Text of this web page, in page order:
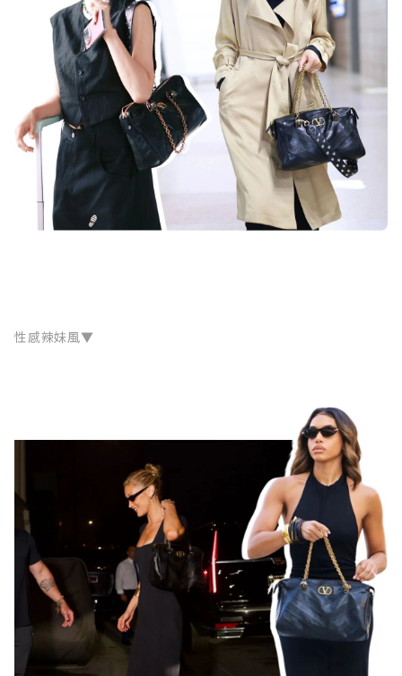
性感辣妹風▼